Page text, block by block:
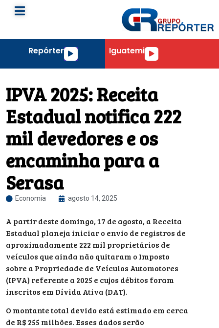
RepórterTocador
IguatemiTocador
IPVA 2025: Receita
Estadual notifica 222
mil devedores e os
encaminha para a
Serasa
Economia agosto 14, 2025
A partir deste domingo, 17 de agosto, a Receita
Estadual planeja iniciar o envio de registros de
aproximadamente 222 mil proprietários de
veículos que ainda não quitaram o Imposto
sobre a Propriedade de Veículos Automotores
(IPVA) referente a 2025 e cujos débitos foram
inscritos em Dívida Ativa (DAT).
O montante total devido está estimado em cerca
de R$ 255 milhões. Esses dados serão